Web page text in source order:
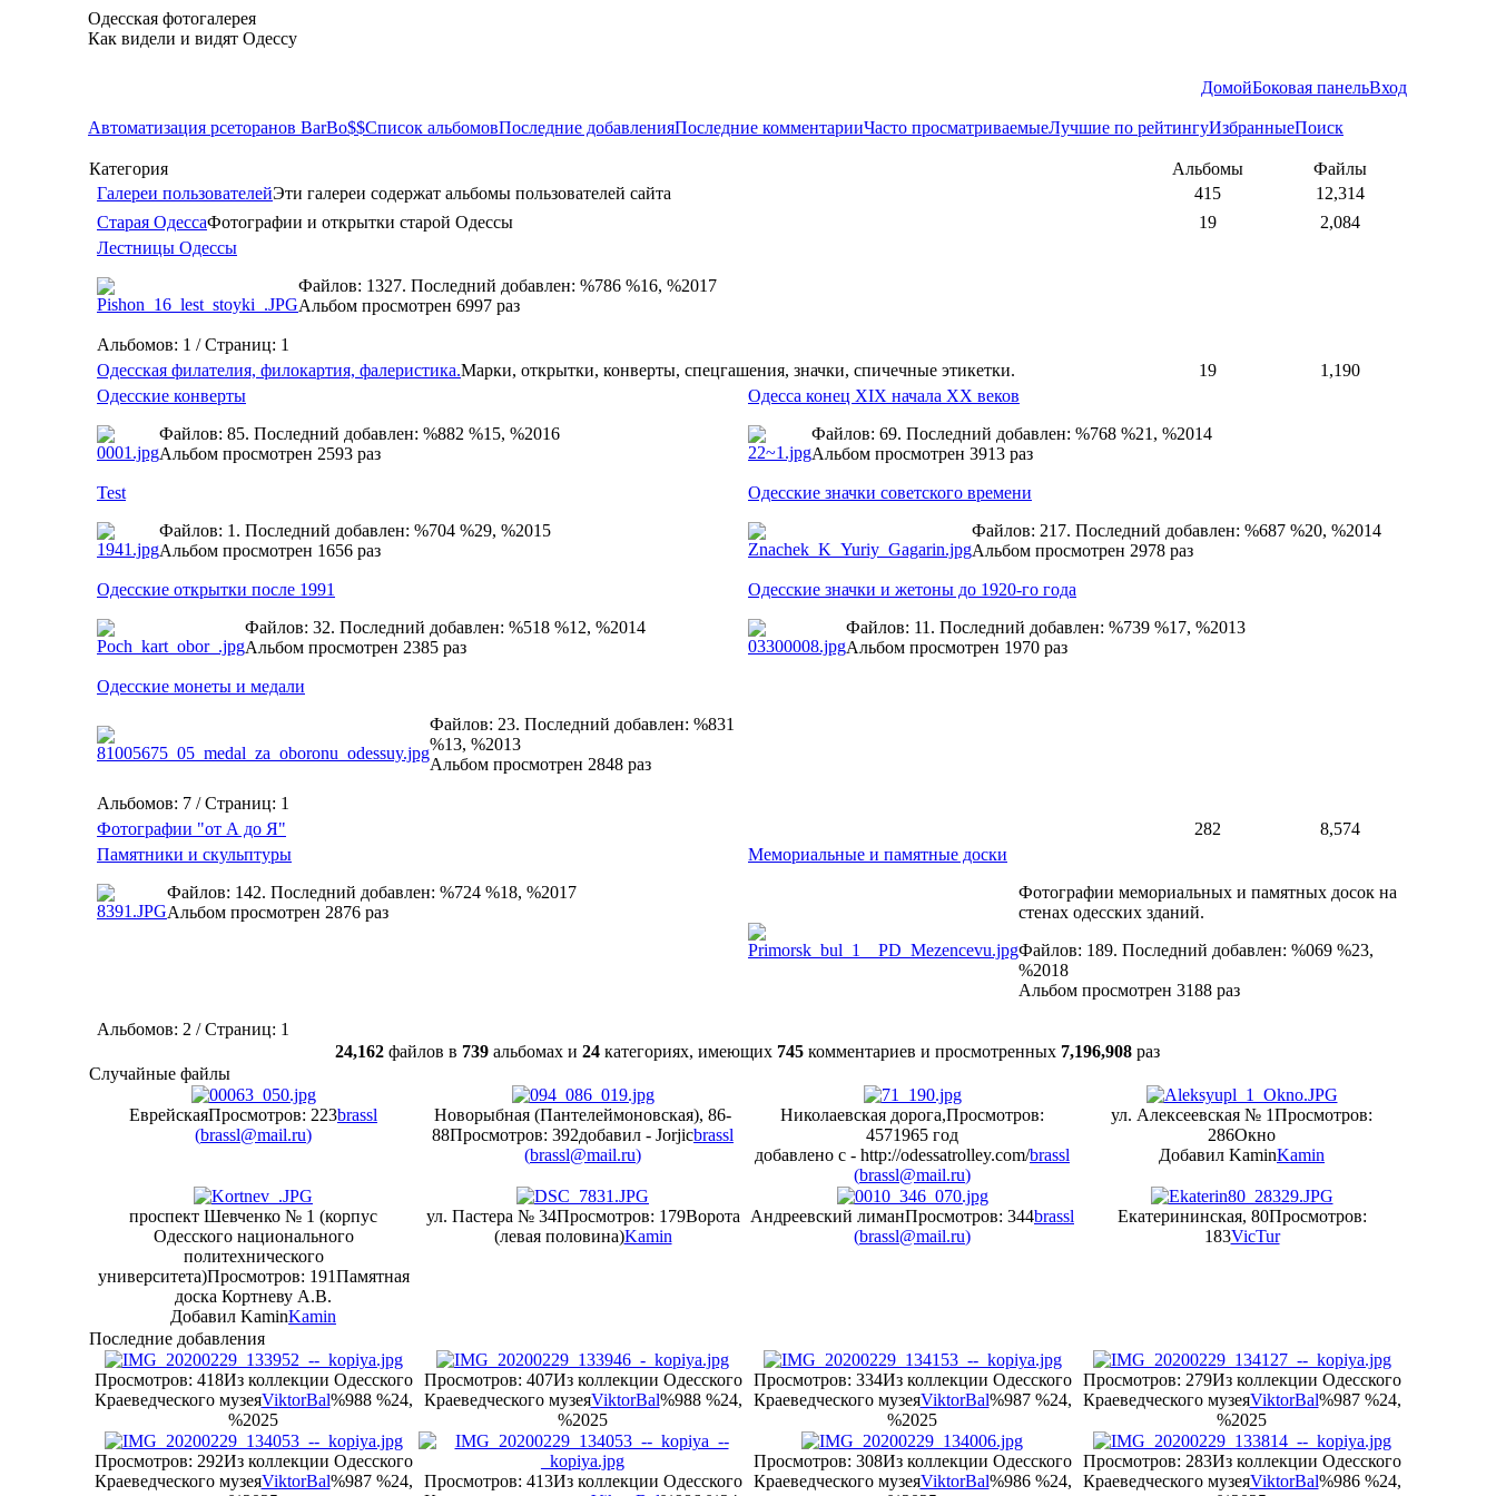
Одесская фотогалерея
Как видели и видят Одессу
ДомойБоковая панельВход
Автоматизация рсеторанов BarBo$$Список альбомовПоследние добавленияПоследние комментарииЧасто просматриваемыеЛучшие по рейтингуИзбранныеПоиск
Категория Альбомы
Файлы
Галереи пользователейЭти галереи содержат альбомы пользователей сайта 415
12,314
Старая ОдессаФотографии и открытки старой Одессы 19
2,084
Лестницы Одессы
Файлов: 1327. Последний добавлен: %786 %16, %2017
Альбом просмотрен 6997 раз
Альбомов: 1 / Страниц: 1
Одесская филателия, филокартия, фалеристика.Марки, открытки, конверты, спецгашения, значки, спичечные этикетки. 19
1,190
Одесские конверты
Файлов: 85. Последний добавлен: %882 %15, %2016
Альбом просмотрен 2593 раз
Одесса конец XIX начала ХХ веков
Файлов: 69. Последний добавлен: %768 %21, %2014
Альбом просмотрен 3913 раз
Test
Файлов: 1. Последний добавлен: %704 %29, %2015
Альбом просмотрен 1656 раз
Одесские значки советского времени
Файлов: 217. Последний добавлен: %687 %20, %2014
Альбом просмотрен 2978 раз
Одесские открытки после 1991
Файлов: 32. Последний добавлен: %518 %12, %2014
Альбом просмотрен 2385 раз
Одесские значки и жетоны до 1920-го года
Файлов: 11. Последний добавлен: %739 %17, %2013
Альбом просмотрен 1970 раз
Одесские монеты и медали
Файлов: 23. Последний добавлен: %831
%13, %2013
Альбом просмотрен 2848 раз
Альбомов: 7 / Страниц: 1
Фотографии "от А до Я"
282
8,574
Памятники и скульптуры
Файлов: 142. Последний добавлен: %724 %18, %2017
Альбом просмотрен 2876 раз
Мемориальные и памятные доски
Фотографии мемориальных и памятных досок на
стенах одесских зданий.
Файлов: 189. Последний добавлен: %069 %23,
%2018
Альбом просмотрен 3188 раз
Альбомов: 2 / Страниц: 1
24,162 файлов в 739 альбомах и 24 категориях, имеющих 745 комментариев и просмотренных 7,196,908 раз
Случайные файлы
ЕврейскаяПросмотров: 223brassl
(brassl@mail.ru)
Новорыбная (Пантелеймоновская), 86-
88Просмотров: 392добавил - Jorjicbrassl
(brassl@mail.ru)
Николаевская дорога,Просмотров:
4571965 год
добавлено с - http://odessatrolley.com/brassl
(brassl@mail.ru)
ул. Алексеевская № 1Просмотров:
286Окно
Добавил KaminKamin
проспект Шевченко № 1 (корпус
Одесского национального
политехнического
университета)Просмотров: 191Памятная
доска Кортневу А.В.
Добавил KaminKamin
ул. Пастера № 34Просмотров: 179Ворота
(левая половина)Kamin
Андреевский лиманПросмотров: 344brassl
(brassl@mail.ru)
Екатерининская, 80Просмотров:
183VicTur
Последние добавления
Просмотров: 418Из коллекции Одесского
Краеведческого музеяViktorBal%988 %24,
%2025
Просмотров: 407Из коллекции Одесского
Краеведческого музеяViktorBal%988 %24,
%2025
Просмотров: 334Из коллекции Одесского
Краеведческого музеяViktorBal%987 %24,
%2025
Просмотров: 279Из коллекции Одесского
Краеведческого музеяViktorBal%987 %24,
%2025
Просмотров: 292Из коллекции Одесского
Краеведческого музеяViktorBal%987 %24,
Просмотров: 413Из коллекции Одесского
Просмотров: 308Из коллекции Одесского
Краеведческого музеяViktorBal%986 %24,
Просмотров: 283Из коллекции Одесского
Краеведческого музеяViktorBal%986 %24,